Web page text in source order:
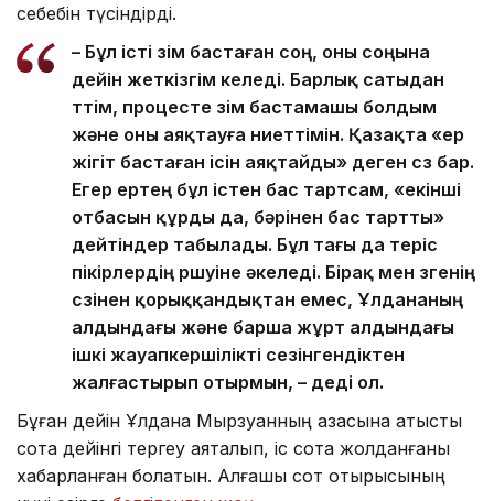
себебін түсіндірді.
– Бұл істі өзім бастаған соң, оны соңына
дейін жеткізгім келеді. Барлық сатыдан
өттім, процесте өзім бастамашы болдым
және оны аяқтауға ниеттімін. Қазақта «ер
жігіт бастаған ісін аяқтайды» деген сөз бар.
Егер ертең бұл істен бас тартсам, «екінші
отбасын құрды да, бәрінен бас тартты»
дейтіндер табылады. Бұл тағы да теріс
пікірлердің өршуіне әкеледі. Бірақ мен өзгенің
сөзінен қорыққандықтан емес, Ұлдананың
алдындағы және барша жұрт алдындағы
ішкі жауапкершілікті сезінгендіктен
жалғастырып отырмын, – деді ол.
Бұған дейін Ұлдана Мырзуанның қазасына қатысты
сотқа дейінгі тергеу аяқталып, іс сотқа жолданғаны
хабарланған болатын. Алғашқы сот отырысының